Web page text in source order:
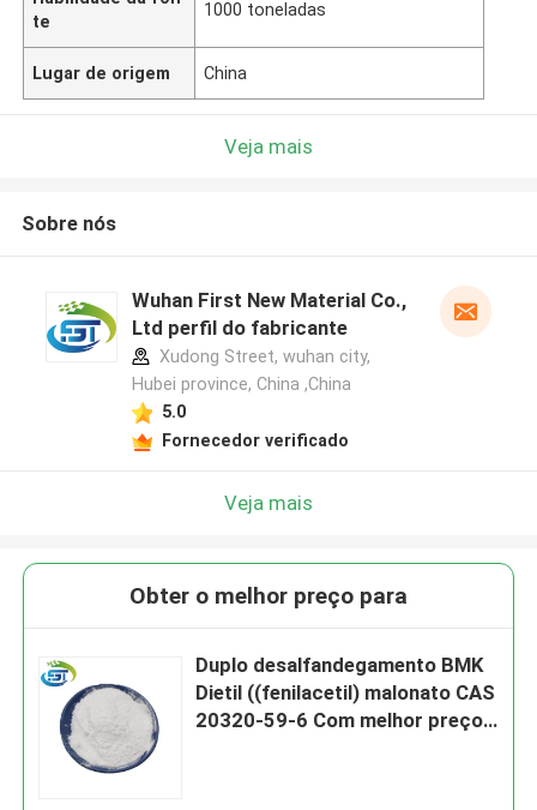
te
1000 toneladas
Lugar de origem China
Veja mais
Sobre nós
Wuhan First New Material Co.,
Ltd perfil do fabricante
Xudong Street, wuhan city,
Hubei province, China ,China
5.0
Fornecedor verificado
Veja mais
Obter o melhor preço para
Duplo desalfandegamento BMK
Dietil ((fenilacetil) malonato CAS
20320-59-6 Com melhor preço